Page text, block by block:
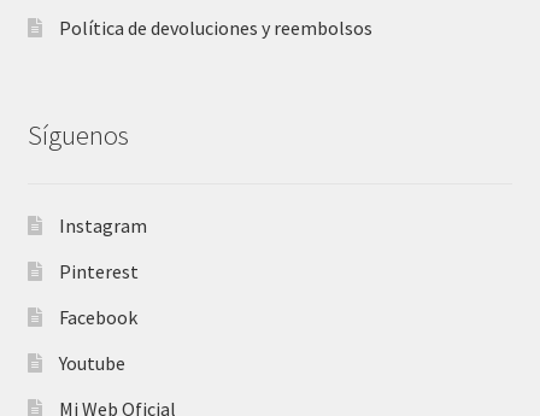
Política de devoluciones y reembolsos
Síguenos
Instagram
Pinterest
Facebook
Youtube
Mi Web Oficial